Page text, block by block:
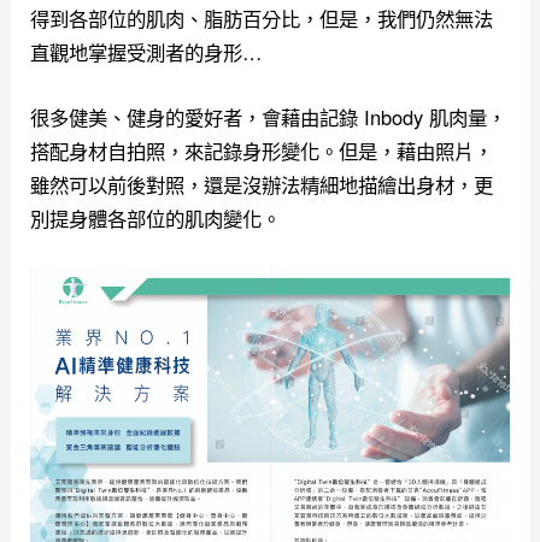
得到各部位的肌肉、脂肪百分比，但是，我們仍然無法
直觀地掌握受測者的身形…
很多健美、健身的愛好者，會藉由記錄 Inbody 肌肉量，
搭配身材自拍照，來記錄身形變化。但是，藉由照片，
雖然可以前後對照，還是沒辦法精細地描繪出身材，更
別提身體各部位的肌肉變化。